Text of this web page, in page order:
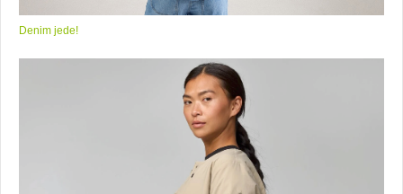
Denim jede!